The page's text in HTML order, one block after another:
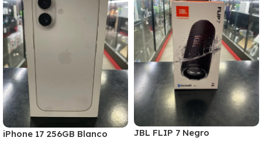
iPhone 17 256GB Blanco JBL FLIP 7 Negro